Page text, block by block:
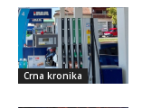
Crna kronika